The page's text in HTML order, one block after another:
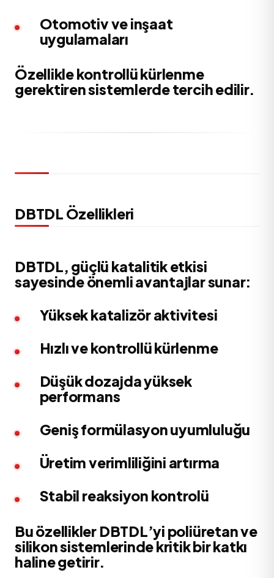
Otomotiv ve inşaat
uygulamaları
Özellikle kontrollü kürlenme
gerektiren sistemlerde tercih edilir.
DBTDL Özellikleri
DBTDL, güçlü katalitik etkisi
sayesinde önemli avantajlar sunar:
Yüksek katalizör aktivitesi
Hızlı ve kontrollü kürlenme
Düşük dozajda yüksek
performans
Geniş formülasyon uyumluluğu
Üretim verimliliğini artırma
Stabil reaksiyon kontrolü
Bu özellikler DBTDL’yi poliüretan ve
silikon sistemlerinde kritik bir katkı
haline getirir.